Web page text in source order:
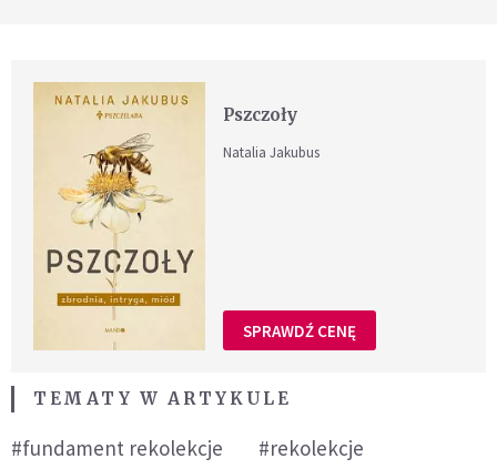
Pszczoły
Natalia Jakubus
SPRAWDŹ CENĘ
TEMATY W ARTYKULE
#fundament rekolekcje
#rekolekcje